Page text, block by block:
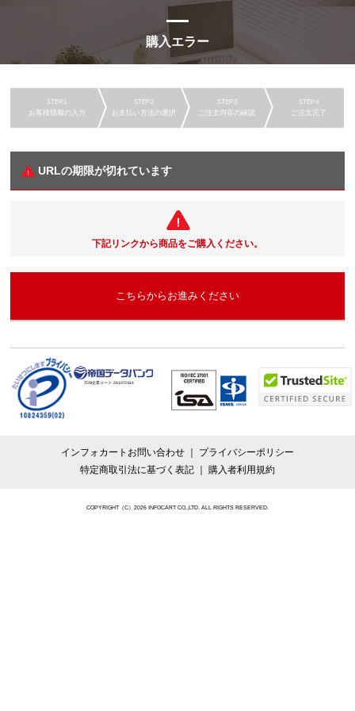
購入エラー
お客様情報の入力 お支払い方法の選択 ご注文内容の確認 ご注文完了
URLの期限が切れています
下記リンクから商品をご購入ください。
こちらからお進みください
TDB企業コード:261070114
インフォカートお問い合わせ
プライバシーポリシー
特定商取引法に基づく表記
購入者利用規約
COPYRIGHT（C）2026 INFOCART CO.,LTD. ALL RIGHTS RESERVED.